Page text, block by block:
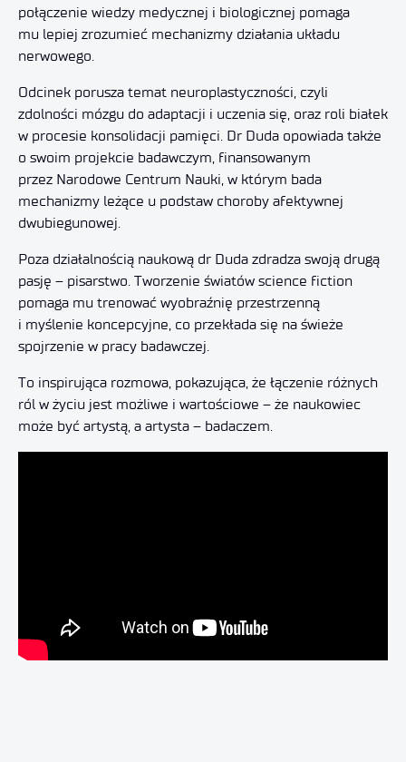
połączenie wiedzy medycznej i biologicznej pomaga
mu lepiej zrozumieć mechanizmy działania układu
nerwowego.
Odcinek porusza temat neuroplastyczności, czyli
zdolności mózgu do adaptacji i uczenia się, oraz roli białek
w procesie konsolidacji pamięci. Dr Duda opowiada także
o swoim projekcie badawczym, finansowanym
przez Narodowe Centrum Nauki, w którym bada
mechanizmy leżące u podstaw choroby afektywnej
dwubiegunowej.
Poza działalnością naukową dr Duda zdradza swoją drugą
pasję – pisarstwo. Tworzenie światów science fiction
pomaga mu trenować wyobraźnię przestrzenną
i myślenie koncepcyjne, co przekłada się na świeże
spojrzenie w pracy badawczej.
To inspirująca rozmowa, pokazująca, że łączenie różnych
ról w życiu jest możliwe i wartościowe – że naukowiec
może być artystą, a artysta – badaczem.